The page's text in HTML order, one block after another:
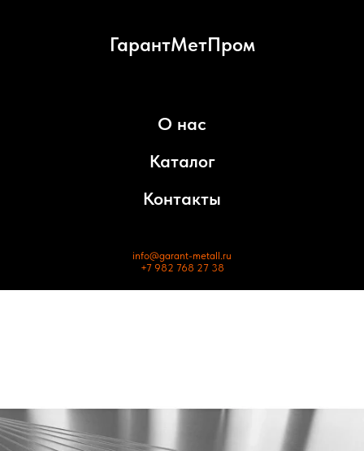
ГарантМетПром
О нас
Каталог
Контакты
info@garant-metall.ru
+7 982 768 27 38